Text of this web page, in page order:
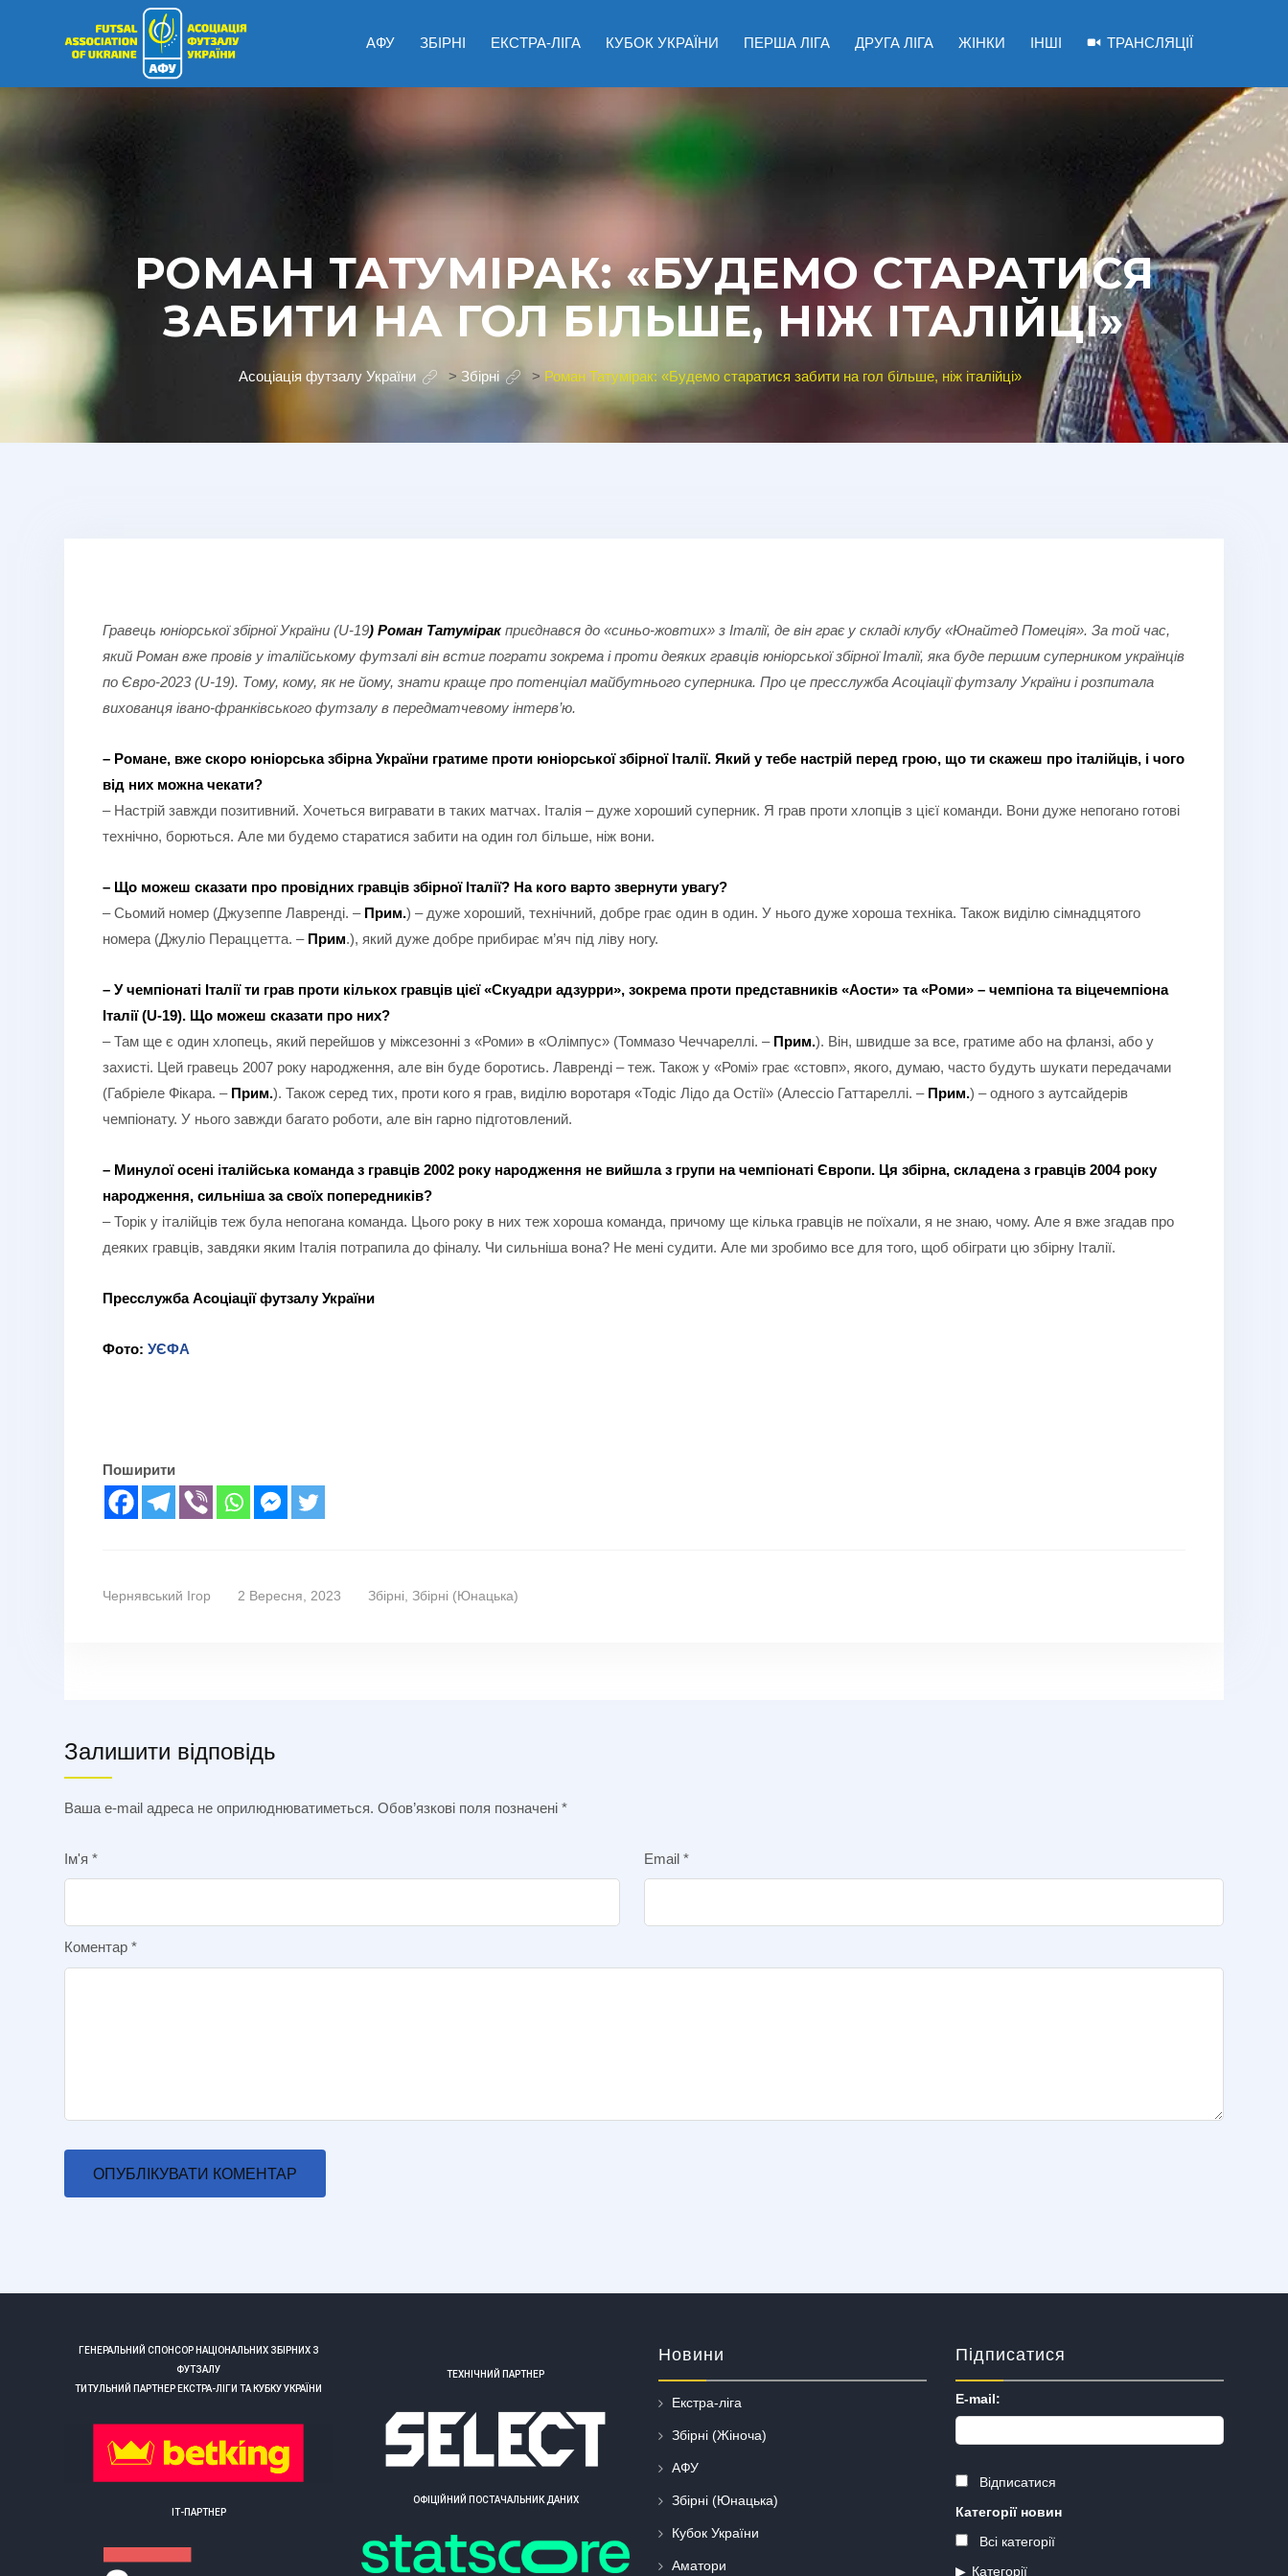
АФУ ЗБІРНІ ЕКСТРА-ЛІГА КУБОК УКРАЇНИ ПЕРША ЛІГА ДРУГА ЛІГА ЖІНКИ ІНШІ ТРАНСЛЯЦІЇ
РОМАН ТАТУМІРАК: «БУДЕМО СТАРАТИСЯ
ЗАБИТИ НА ГОЛ БІЛЬШЕ, НІЖ ІТАЛІЙЦІ»
Асоціація футзалу України > Збірні > Роман Татумірак: «Будемо старатися забити на гол більше, ніж італійці»
Гравець юніорської збірної України (U-19) Роман Татумірак приєднався до «синьо-жовтих» з Італії, де він грає у складі клубу «Юнайтед Помеція». За той час,
який Роман вже провів у італійському футзалі він встиг пограти зокрема і проти деяких гравців юніорської збірної Італії, яка буде першим суперником українців
по Євро-2023 (U-19). Тому, кому, як не йому, знати краще про потенціал майбутнього суперника. Про це пресслужба Асоціації футзалу України і розпитала
вихованця івано-франківського футзалу в передматчевому інтерв’ю.
– Романе, вже скоро юніорська збірна України гратиме проти юніорської збірної Італії. Який у тебе настрій перед грою, що ти скажеш про італійців, і чого
від них можна чекати?
– Настрій завжди позитивний. Хочеться вигравати в таких матчах. Італія – дуже хороший суперник. Я грав проти хлопців з цієї команди. Вони дуже непогано готові
технічно, борються. Але ми будемо старатися забити на один гол більше, ніж вони.
– Що можеш сказати про провідних гравців збірної Італії? На кого варто звернути увагу?
– Сьомий номер (Джузеппе Лавренді. – Прим.) – дуже хороший, технічний, добре грає один в один. У нього дуже хороша техніка. Також виділю сімнадцятого
номера (Джуліо Пераццетта. – Прим.), який дуже добре прибирає м’яч під ліву ногу.
– У чемпіонаті Італії ти грав проти кількох гравців цієї «Скуадри адзурри», зокрема проти представників «Аости» та «Роми» – чемпіона та віцечемпіона
Італії (U-19). Що можеш сказати про них?
– Там ще є один хлопець, який перейшов у міжсезонні з «Роми» в «Олімпус» (Томмазо Чеччареллі. – Прим.). Він, швидше за все, гратиме або на фланзі, або у
захисті. Цей гравець 2007 року народження, але він буде боротись. Лавренді – теж. Також у «Ромі» грає «стовп», якого, думаю, часто будуть шукати передачами
(Габріеле Фікара. – Прим.). Також серед тих, проти кого я грав, виділю воротаря «Тодіс Лідо да Остії» (Алессіо Гаттареллі. – Прим.) – одного з аутсайдерів
чемпіонату. У нього завжди багато роботи, але він гарно підготовлений.
– Минулої осені італійська команда з гравців 2002 року народження не вийшла з групи на чемпіонаті Європи. Ця збірна, складена з гравців 2004 року
народження, сильніша за своїх попередників?
– Торік у італійців теж була непогана команда. Цього року в них теж хороша команда, причому ще кілька гравців не поїхали, я не знаю, чому. Але я вже згадав про
деяких гравців, завдяки яким Італія потрапила до фіналу. Чи сильніша вона? Не мені судити. Але ми зробимо все для того, щоб обіграти цю збірну Італії.
Пресслужба Асоціації футзалу України
Фото: УЄФА
Поширити
Чернявський Ігор 2 Вересня, 2023 Збірні Збірні (Юнацька)
Залишити відповідь
Ваша e-mail адреса не оприлюднюватиметься. Обов’язкові поля позначені *
Ім'я * Email *
Коментар *
ГЕНЕРАЛЬНИЙ СПОНСОР НАЦІОНАЛЬНИХ ЗБІРНИХ З
ФУТЗАЛУ
ТИТУЛЬНИЙ ПАРТНЕР ЕКСТРА-ЛІГИ ТА КУБКУ УКРАЇНИ
ІТ-ПАРТНЕР
ТЕХНІЧНИЙ ПАРТНЕР
ОФІЦІЙНИЙ ПОСТАЧАЛЬНИК ДАНИХ
Новини
Екстра-ліга
Збірні (Жіноча)
АФУ
Збірні (Юнацька)
Кубок України
Аматори
Підписатися
E-mail:
Відписатися
Категорії новин
Всі категорії
Категорії